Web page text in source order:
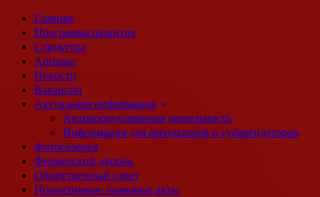
Главная
Программа развития
Структура
Аппарат
Новости
Вакансии
Актуальная информация
Антикоррупционная деятельность
Информация для арендаторов и субарендаторов
Фотогалерeя
Фермерский дворик
Общественный совет
Нормативные правовые акты